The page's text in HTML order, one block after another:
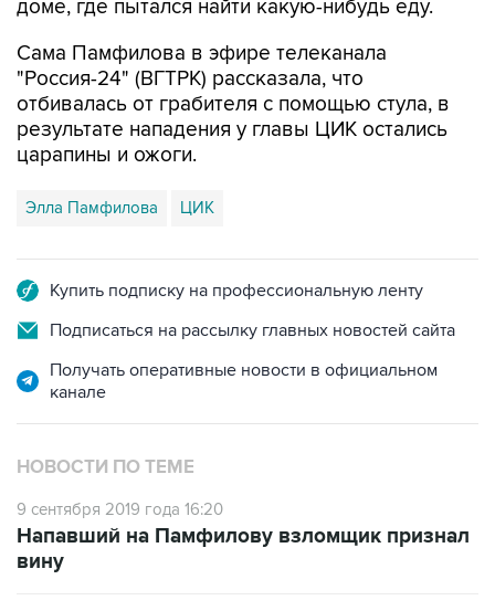
доме, где пытался найти какую-нибудь еду.
Сама Памфилова в эфире телеканала
"Россия-24" (ВГТРК) рассказала, что
отбивалась от грабителя с помощью стула, в
результате нападения у главы ЦИК остались
царапины и ожоги.
Элла Памфилова ЦИК
Купить подписку на профессиональную ленту
Подписаться на рассылку главных новостей сайта
Получать оперативные новости в официальном
канале
НОВОСТИ ПО ТЕМЕ
9 сентября 2019 года 16:20
Напавший на Памфилову взломщик признал
вину